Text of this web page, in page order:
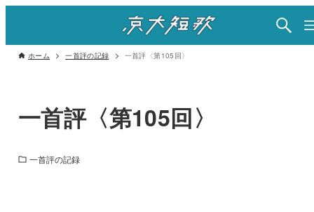
ホーム 一首評の記録 一首評〈第105回〉
一首評〈第105回〉
一首評の記録